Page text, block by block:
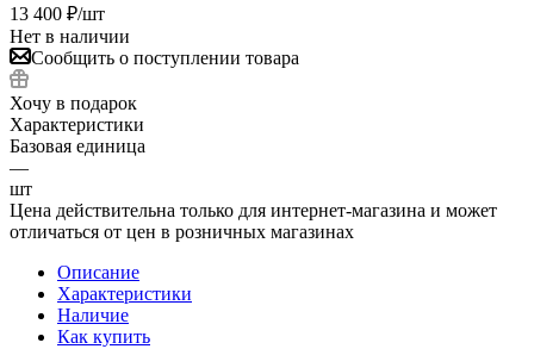
13 400 ₽/шт
Нет в наличии
Сообщить о поступлении товара
Хочу в подарок
Характеристики
Базовая единица
—
шт
Цена действительна только для интернет-магазина и может
отличаться от цен в розничных магазинах
Описание
Характеристики
Наличие
Как купить